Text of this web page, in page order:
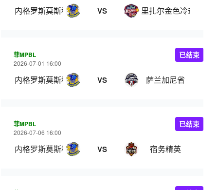
内格罗斯莫斯科瓦多斯 VS 里扎尔金色冷却器
菲MPBL
2026-07-01 16:00
内格罗斯莫斯科瓦多斯 VS 萨兰加尼省
已结束
菲MPBL
2026-07-06 16:00
内格罗斯莫斯科瓦多斯 VS 宿务精英
已结束